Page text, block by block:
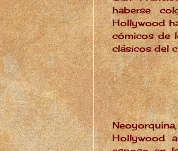
haberse
Hollywood
cómicos de
clásicos del
Hollywood